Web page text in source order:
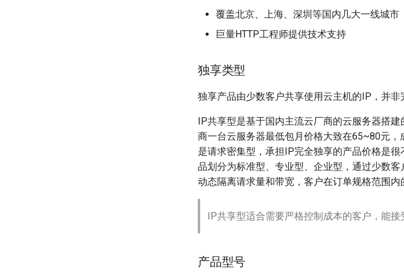
覆盖北京、上海、深圳等国内几大一线城市
巨量HTTP工程师提供技术支持
独享类型
独享产品由少数客户共享使用云主机的IP，并非
IP共享型是基于国内主流云厂商的云服务器搭
商一台云服务器最低包月价格大致在65~80元
是请求密集型，承担IP完全独享的产品价格是
品划分为标准型、专业型、企业型，通过少数
动态隔离请求量和带宽，客户在订单规格范围
IP共享型适合需要严格控制成本的客户，能接
产品型号